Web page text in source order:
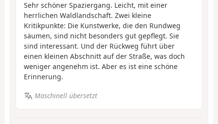
Sehr schöner Spaziergang. Leicht, mit einer
herrlichen Waldlandschaft. Zwei kleine
Kritikpunkte: Die Kunstwerke, die den Rundweg
säumen, sind nicht besonders gut gepflegt. Sie
sind interessant. Und der Rückweg führt über
einen kleinen Abschnitt auf der Straße, was doch
weniger angenehm ist. Aber es ist eine schöne
Erinnerung.
Maschinell übersetzt